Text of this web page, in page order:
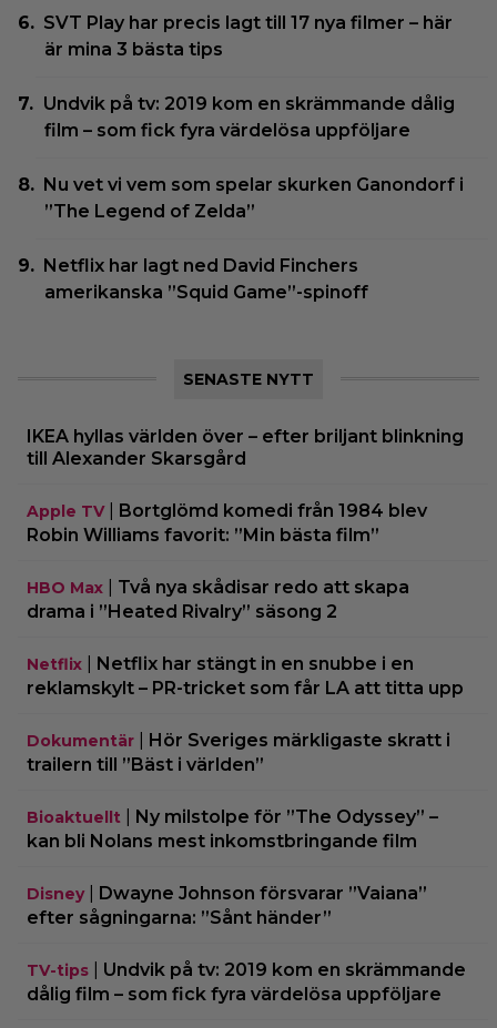
SVT Play har precis lagt till 17 nya filmer – här
är mina 3 bästa tips
Undvik på tv: 2019 kom en skrämmande dålig
film – som fick fyra värdelösa uppföljare
Nu vet vi vem som spelar skurken Ganondorf i
”The Legend of Zelda”
Netflix har lagt ned David Finchers
amerikanska ”Squid Game”-spinoff
SENASTE NYTT
IKEA hyllas världen över – efter briljant blinkning
till Alexander Skarsgård
Apple TV| Bortglömd komedi från 1984 blev
Robin Williams favorit: ”Min bästa film”
HBO Max
Två nya skådisar redo att skapa
drama i ”Heated Rivalry” säsong 2
Netflix
Netflix har stängt in en snubbe i en
reklamskylt – PR-tricket som får LA att titta upp
Dokumentär
Hör Sveriges märkligaste skratt i
trailern till ”Bäst i världen”
Bioaktuellt
Ny milstolpe för ”The Odyssey” –
kan bli Nolans mest inkomstbringande film
Disney| Dwayne Johnson försvarar ”Vaiana”
efter sågningarna: ”Sånt händer”
TV-tips
Undvik på tv: 2019 kom en skrämmande
dålig film – som fick fyra värdelösa uppföljare